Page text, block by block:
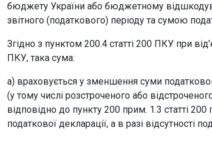
бюджету України або бюджетному
звітного (податкового) періоду та сумою
Згідно з пунктом 200.4 статті 200 ПКУ при
ПКУ, така сума:
а) враховується у зменшення суми
(у тому числі розстроченого або
відповідно до пункту 200 прим. 1.3 статті
податкової декларації, а в разі відсутності